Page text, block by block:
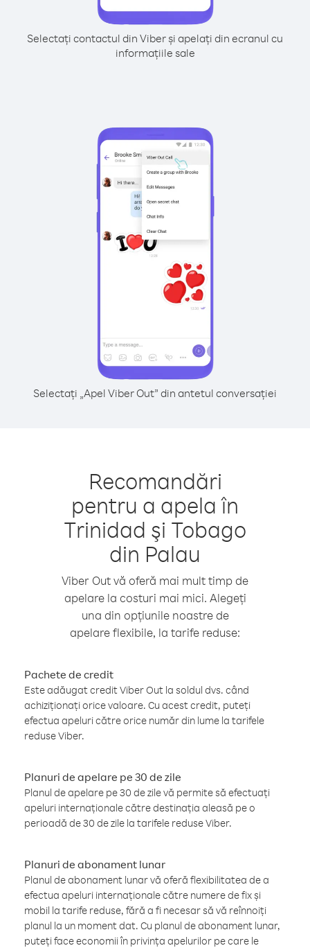
Selectați contactul din Viber și apelați din ecranul cu
informațiile sale
Selectați „Apel Viber Out” din antetul conversației
Recomandări
pentru a apela în
Trinidad şi Tobago
din Palau
Viber Out vă oferă mai mult timp de
apelare la costuri mai mici. Alegeți
una din opțiunile noastre de
apelare flexibile, la tarife reduse:
Pachete de credit
Este adăugat credit Viber Out la soldul dvs. când
achiziționați orice valoare. Cu acest credit, puteți
efectua apeluri către orice număr din lume la tarifele
reduse Viber.
Planuri de apelare pe 30 de zile
Planul de apelare pe 30 de zile vă permite să efectuați
apeluri internaționale către destinația aleasă pe o
perioadă de 30 de zile la tarifele reduse Viber.
Planuri de abonament lunar
Planul de abonament lunar vă oferă flexibilitatea de a
efectua apeluri internaționale către numere de fix și
mobil la tarife reduse, fără a fi necesar să vă reînnoiți
planul la un moment dat. Cu planul de abonament lunar,
puteți face economii în privința apelurilor pe care le